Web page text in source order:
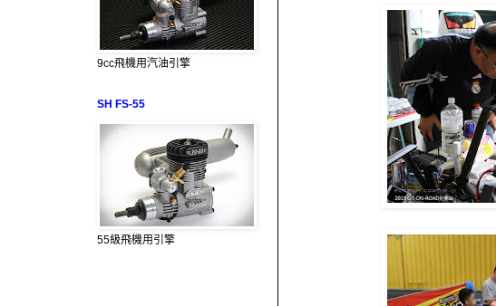
9cc飛機用汽油引擎
SH FS-55
55級飛機用引擎